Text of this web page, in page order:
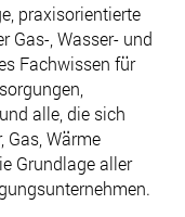
praxisorientierte
Gas-, Wasser- und
Fachwissen für
alle, die sich
Gas, Wärme
Grundlage aller